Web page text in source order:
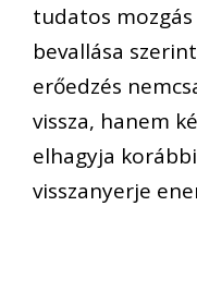
tudatos mozgás
bevallása
erőedzés
vissza, hanem
elhagyja
visszanyerje